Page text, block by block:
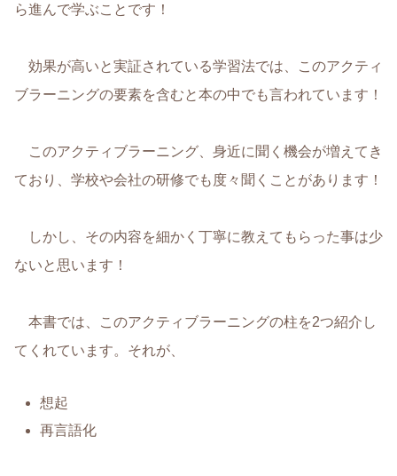
ら進んで学ぶことです！
効果が高いと実証されている学習法では、このアクティ
ブラーニングの要素を含むと本の中でも言われています！
このアクティブラーニング、身近に聞く機会が増えてき
ており、学校や会社の研修でも度々聞くことがあります！
しかし、その内容を細かく丁寧に教えてもらった事は少
ないと思います！
本書では、このアクティブラーニングの柱を2つ紹介し
てくれています。それが、
想起
再言語化